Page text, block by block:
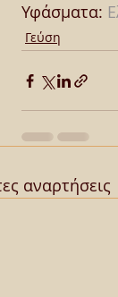
Υφάσματα:
Γεύση
αναρτήσεις